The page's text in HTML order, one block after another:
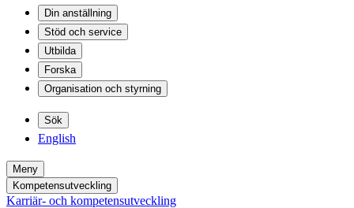
Din anställning
Stöd och service
Utbilda
Forska
Organisation och styrning
Sök
English
Meny
Kompetensutveckling
Karriär- och kompetensutveckling